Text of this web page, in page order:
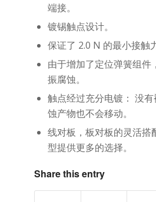
端接。
镀锡触点设计。
保证了 2.0 N 的最小接触
由于增加了定位弹簧组件
振腐蚀。
触点经过充分电镀： 没
蚀产物也不会移动。
线对板，板对板的灵活搭
型提供更多的选择。
Share this entry